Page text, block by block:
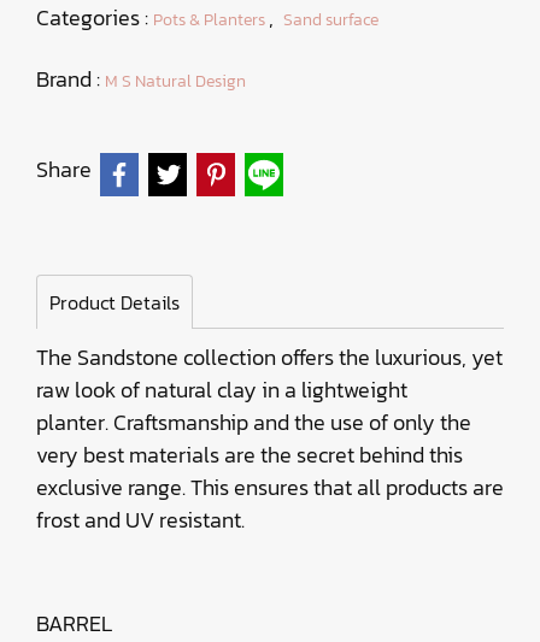
Categories : Pots & Planters, Sand surface
Brand : M S Natural Design
Share
Product Details
The Sandstone collection offers the luxurious, yet
raw look of natural clay in a lightweight
planter. Craftsmanship and the use of only the
very best materials are the secret behind this
exclusive range. This ensures that all products are
frost and UV resistant.
BARREL